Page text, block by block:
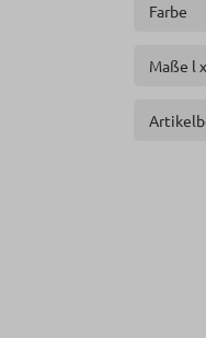
Farbe
Maße l